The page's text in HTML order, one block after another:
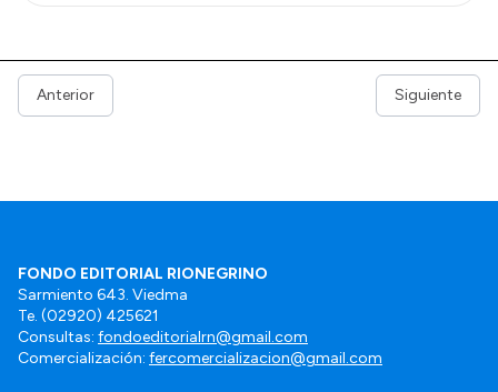
Anterior Siguiente
FONDO EDITORIAL RIONEGRINO
Sarmiento 643. Viedma
Te. (02920) 425621
Consultas: fondoeditorialrn@gmail.com
Comercialización: fercomercializacion@gmail.com